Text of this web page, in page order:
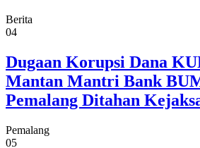
Berita
04
Dugaan Korupsi Dana
Mantan Mantri Bank
Pemalang Ditahan
Pemalang
05